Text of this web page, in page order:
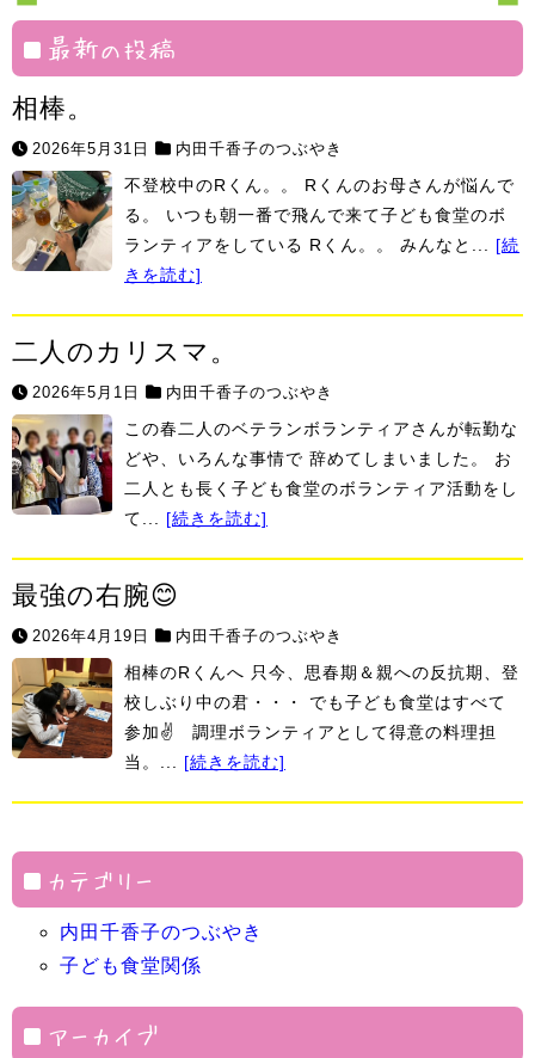
最新の投稿
相棒。
2026年5月31日 内田千香子のつぶやき
不登校中のRくん。。 Rくんのお母さんが悩んで
る。 いつも朝一番で飛んで来て子ども食堂のボ
ランティアをしている Rくん。。 みんなと... [続
きを読む]
二人のカリスマ。
2026年5月1日 内田千香子のつぶやき
この春二人のベテランボランティアさんが転勤な
どや、いろんな事情で 辞めてしまいました。 お
二人とも長く子ども食堂のボランティア活動をし
て... [続きを読む]
最強の右腕😊
2026年4月19日 内田千香子のつぶやき
相棒のRくんへ 只今、思春期＆親への反抗期、登
校しぶり中の君・・・ でも子ども食堂はすべて
参加✌ 調理ボランティアとして得意の料理担
当。... [続きを読む]
カテゴリー
内田千香子のつぶやき
子ども食堂関係
アーカイブ